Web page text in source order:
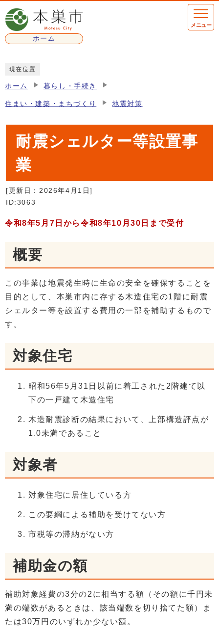
ページの先頭です
ホーム
メニュー
現在位置
ホーム 暮らし・手続き
住まい・建築・まちづくり 地震対策
耐震シェルター等設置事
業
[更新日： 2026年4月1日]
ID:3063
令和8年5月7日から令和8年10月30日まで受付
概要
この事業は地震発生時に生命の安全を確保することを
目的として、本巣市内に存する木造住宅の1階に耐震
シェルター等を設置する費用の一部を補助するもので
す。
対象住宅
昭和56年5月31日以前に着工された2階建て以
下の一戸建て木造住宅
木造耐震診断の結果において、上部構造評点が
1.0未満であること
対象者
対象住宅に居住している方
この要綱による補助を受けてない方
市税等の滞納がない方
補助金の額
補助対象経費の3分の2に相当する額（その額に千円未
満の端数があるときは、該当端数を切り捨てた額）ま
たは30万円のいずれか少ない額。